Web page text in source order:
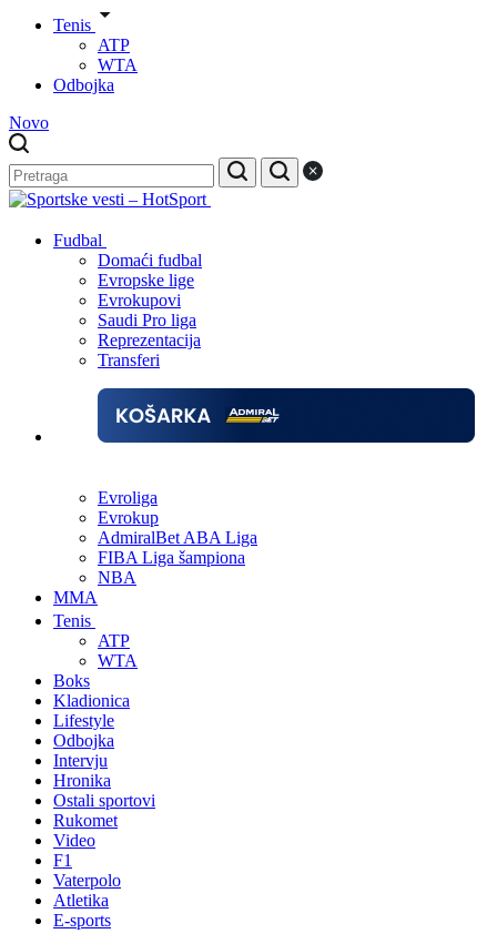
Tenis
ATP
WTA
Odbojka
Novo
Fudbal
Domaći fudbal
Evropske lige
Evrokupovi
Saudi Pro liga
Reprezentacija
Transferi
Evroliga
Evrokup
AdmiralBet ABA Liga
FIBA Liga šampiona
NBA
MMA
Tenis
ATP
WTA
Boks
Kladionica
Lifestyle
Odbojka
Intervju
Hronika
Ostali sportovi
Rukomet
Video
F1
Vaterpolo
Atletika
E-sports